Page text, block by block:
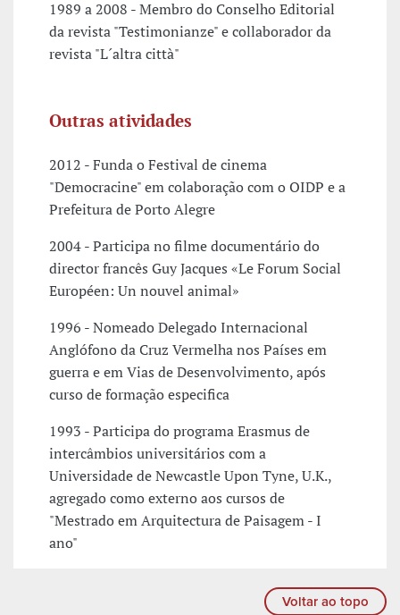
1989 a 2008 - Membro do Conselho Editorial
da revista "Testimonianze" e collaborador da
revista "L´altra città"
Outras atividades
2012 - Funda o Festival de cinema
"Democracine" em colaboração com o OIDP e a
Prefeitura de Porto Alegre
2004 - Participa no filme documentário do
director francês Guy Jacques «Le Forum Social
Européen: Un nouvel animal»
1996 - Nomeado Delegado Internacional
Anglófono da Cruz Vermelha nos Países em
guerra e em Vias de Desenvolvimento, após
curso de formação especifica
1993 - Participa do programa Erasmus de
intercâmbios universitários com a
Universidade de Newcastle Upon Tyne, U.K.,
agregado como externo aos cursos de
"Mestrado em Arquitectura de Paisagem - I
ano"
Voltar ao topo